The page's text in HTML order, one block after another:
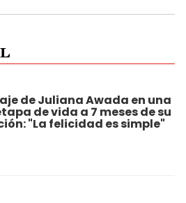
de Juliana Awada en una
de vida a 7 meses de su
"La felicidad es simple"